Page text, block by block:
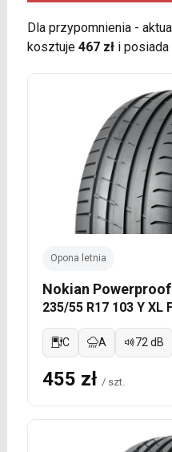
Dla przypomnienia -
kosztuje 467 złi posiada
Opona letnia
Nokian Powerproof
235/55 R17 103 Y XL
C A 72 dB
455 zł / szt.